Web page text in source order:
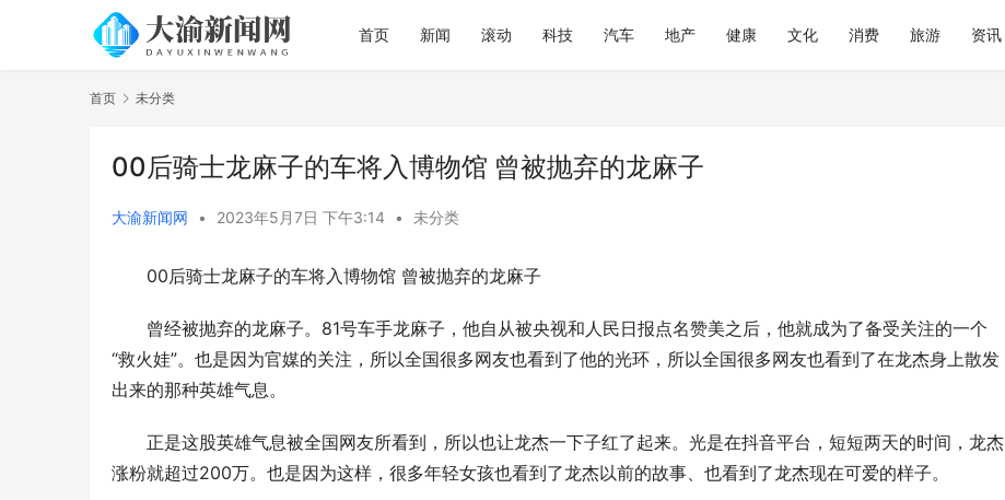
首页 新闻 滚动 科技 汽车 地产 健康 文化 消费 旅游 资讯
首页 未分类
00后骑士龙麻子的车将入博物馆 曾被抛弃的龙麻子
大渝新闻网 • 2023年5月7日 下午3:14 • 未分类
00后骑士龙麻子的车将入博物馆 曾被抛弃的龙麻子
曾经被抛弃的龙麻子。81号车手龙麻子，他自从被央视和人民日报点名赞美之后，他就成为了备受关注的一个
“救火娃”。也是因为官媒的关注，所以全国很多网友也看到了他的光环，所以全国很多网友也看到了在龙杰身上散发
出来的那种英雄气息。
正是这股英雄气息被全国网友所看到，所以也让龙杰一下子红了起来。光是在抖音平台，短短两天的时间，龙杰
涨粉就超过200万。也是因为这样，很多年轻女孩也看到了龙杰以前的故事、也看到了龙杰现在可爱的样子。